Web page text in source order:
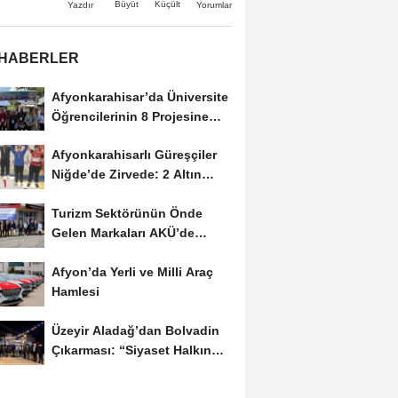
Yazdır Büyüt Küçült Yorumlar
Afyonkarahisar’da Üniversite
Öğrencilerinin 8 Projesine
Afyonkarahisarlı Güreşçiler
Niğde’de Zirvede: 2 Altın
Turizm Sektörünün Önde
Gelen Markaları AKÜ’de
Afyon’da Yerli ve Milli Araç
Hamlesi
Üzeyir Aladağ’dan Bolvadin
Çıkarması: “Siyaset Halkın